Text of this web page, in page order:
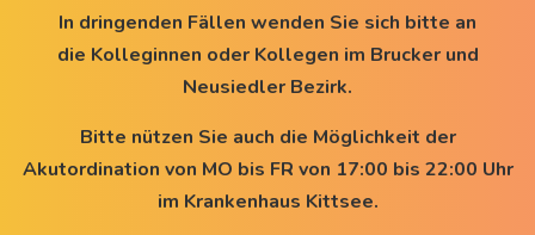
In dringenden Fällen wenden Sie sich bitte an
die Kolleginnen oder Kollegen im Brucker und
Neusiedler Bezirk.
Bitte nützen Sie auch die Möglichkeit der
Akutordination von MO bis FR von 17:00 bis 22:00 Uhr
im Krankenhaus Kittsee.